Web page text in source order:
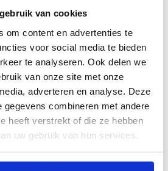
van cookies
om content en advertenties te
voor social media te bieden
te analyseren. Ook delen we
van onze site met onze
adverteren en analyse. Deze
gegevens combineren met andere
heeft verstrekt of die ze hebben
uw gebruik van hun services.
kruisbandletsels
effusie
knieletsel